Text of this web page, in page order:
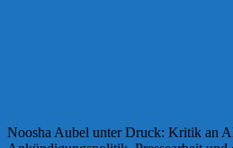
Noosha Aubel unter Druck: Kritik an